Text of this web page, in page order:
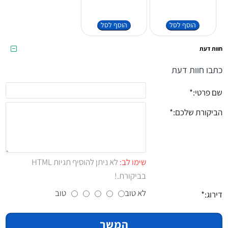
הוסף לסל הוסף לסל
חוות דעת
כתבו חוות דעת
שם פרטי:
הביקורת שלכם:
שימו לב:
לא ניתן להוסיף תגיות HTML
בביקורת.!
דירוג:
לא טוב טוב
המשך